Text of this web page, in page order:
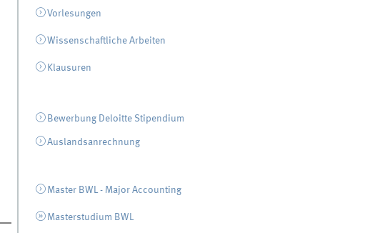
Vorlesungen
Wissenschaftliche Arbeiten
Klausuren
Bewerbung Deloitte Stipendium
Auslandsanrechnung
Master BWL - Major Accounting
Masterstudium BWL